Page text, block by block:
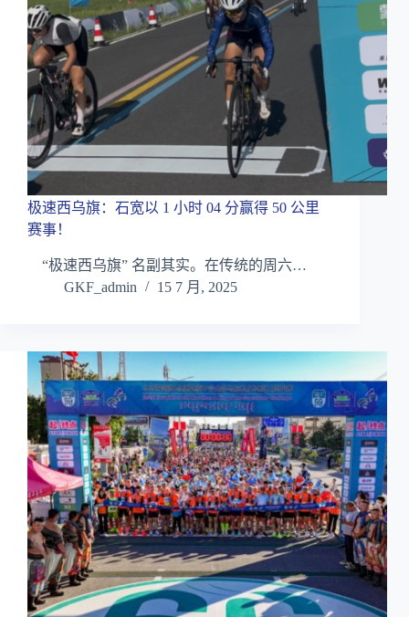
极速西乌旗：石宽以 1 小时 04 分赢得 50 公里
赛事！
“极速西乌旗” 名副其实。在传统的周六…
GKF_admin
15 7 月, 2025